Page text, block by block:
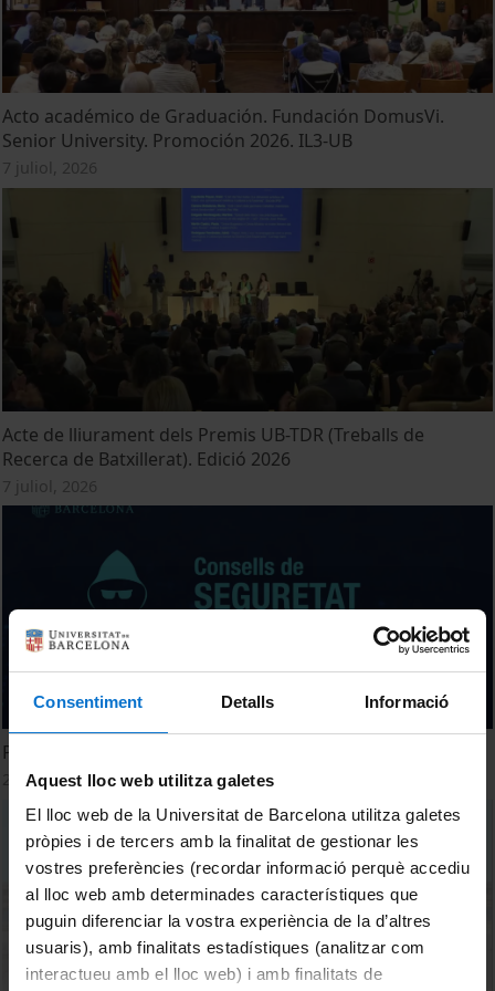
Consentiment Detalls Informació
Aquest lloc web utilitza galetes
El lloc web de la Universitat de Barcelona utilitza galetes
pròpies i de tercers amb la finalitat de gestionar les
vostres preferències (recordar informació perquè accediu
al lloc web amb determinades característiques que
puguin diferenciar la vostra experiència de la d’altres
usuaris), amb finalitats estadístiques (analitzar com
interactueu amb el lloc web) i amb finalitats de
Acto académico de Graduación. Fundación DomusVi.
Senior University. Promoción 2026. IL3-UB
7 juliol, 2026
Acte de lliurament dels Premis UB-TDR (Treballs de
Recerca de Batxillerat). Edició 2026
7 juliol, 2026
Protegeix el teu dispositiu personal habitual
2 juliol, 2026